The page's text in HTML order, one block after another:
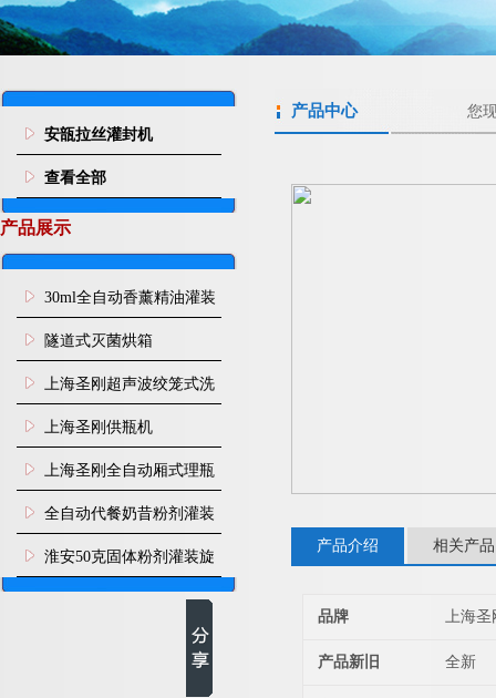
安瓿拉丝灌封机
查看全部
产品展示
30ml全自动香薰精油灌装
旋盖机
隧道式灭菌烘箱
上海圣刚超声波绞笼式洗
瓶机
上海圣刚供瓶机
上海圣刚全自动厢式理瓶
机
全自动代餐奶昔粉剂灌装
生产线
淮安50克固体粉剂灌装旋
盖机
产品中心 您
产品介绍 相关产品
品牌 上海圣
产品新旧 全新